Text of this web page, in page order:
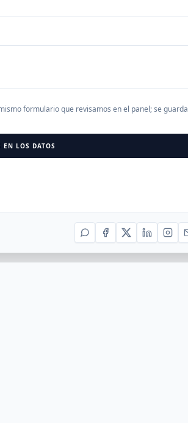
empresas.
formulario que revisamos en el panel; se guarda
LOS DATOS